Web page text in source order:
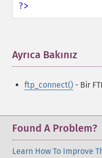
?>
Ayrıca Bakınız
ftp_connect() - Bir
Found A Problem?
Learn How To Improve